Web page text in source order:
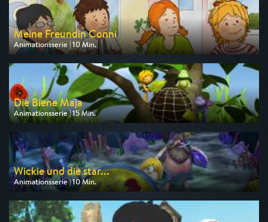
Meine Freundin Conni
Animationsserie | 10 Min.
Ausgestrahlt von ZDF
am 08.08.2026, 06:40
Die Biene Maja
Animationsserie | 15 Min.
Ausgestrahlt von ZDF
am 08.08.2026, 07:00
Wickie und die star...
Animationsserie | 10 Min.
Ausgestrahlt von ZDF
am 09.08.2026, 07:00